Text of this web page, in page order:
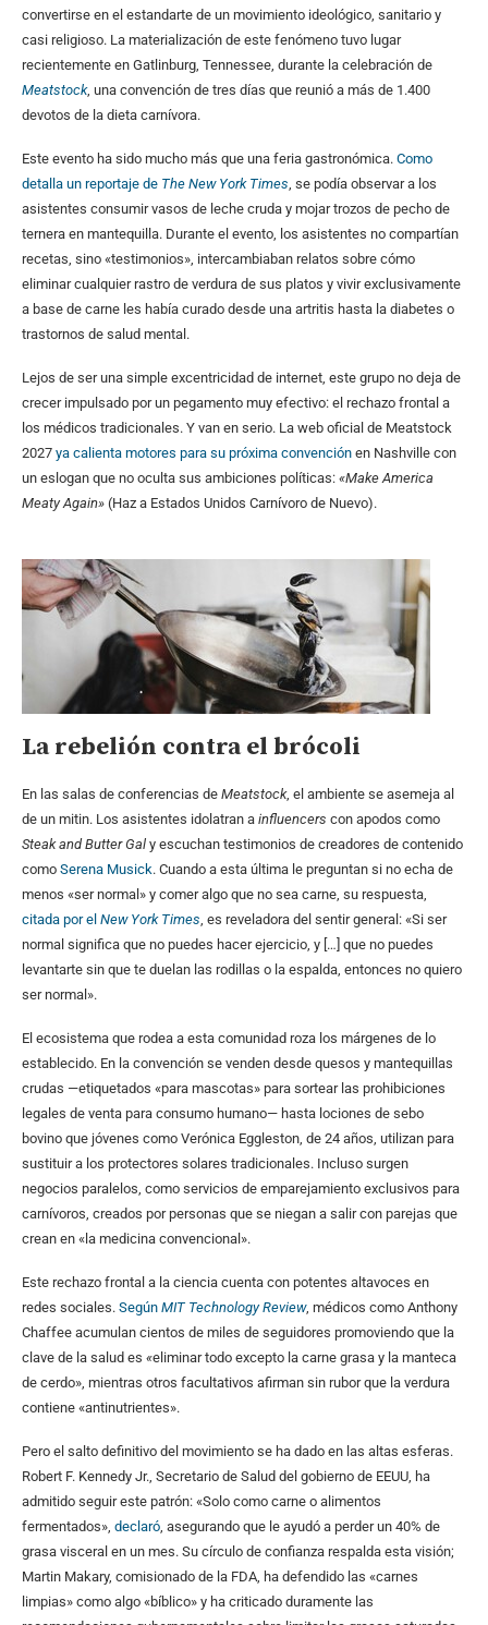
convertirse en el estandarte de un movimiento ideológico, sanitario y
casi religioso. La materialización de este fenómeno tuvo lugar
recientemente en Gatlinburg, Tennessee, durante la celebración de
Meatstock, una convención de tres días que reunió a más de 1.400
devotos de la dieta carnívora.
Este evento ha sido mucho más que una feria gastronómica. Como
detalla un reportaje de The New York Times , se podía observar a los
asistentes consumir vasos de leche cruda y mojar trozos de pecho de
ternera en mantequilla. Durante el evento, los asistentes no compartían
recetas, sino «testimonios», intercambiaban relatos sobre cómo
eliminar cualquier rastro de verdura de sus platos y vivir exclusivamente
a base de carne les había curado desde una artritis hasta la diabetes o
trastornos de salud mental.
Lejos de ser una simple excentricidad de internet, este grupo no deja de
crecer impulsado por un pegamento muy efectivo: el rechazo frontal a
los médicos tradicionales. Y van en serio. La web oficial de Meatstock
2027 ya calienta motores para su próxima convención en Nashville con
un eslogan que no oculta sus ambiciones políticas: «Make America
Meaty Again» (Haz a Estados Unidos Carnívoro de Nuevo).
La rebelión contra el brócoli
En las salas de conferencias de Meatstock, el ambiente se asemeja al
de un mitin. Los asistentes idolatran a influencers con apodos como
Steak and Butter Gal y escuchan testimonios de creadores de contenido
como Serena Musick. Cuando a esta última le preguntan si no echa de
menos «ser normal» y comer algo que no sea carne, su respuesta,
citada por el New York Times , es reveladora del sentir general: «Si ser
normal significa que no puedes hacer ejercicio, y […] que no puedes
levantarte sin que te duelan las rodillas o la espalda, entonces no quiero
ser normal».
El ecosistema que rodea a esta comunidad roza los márgenes de lo
establecido. En la convención se venden desde quesos y mantequillas
crudas —etiquetados «para mascotas» para sortear las prohibiciones
legales de venta para consumo humano— hasta lociones de sebo
bovino que jóvenes como Verónica Eggleston, de 24 años, utilizan para
sustituir a los protectores solares tradicionales. Incluso surgen
negocios paralelos, como servicios de emparejamiento exclusivos para
carnívoros, creados por personas que se niegan a salir con parejas que
crean en «la medicina convencional».
Este rechazo frontal a la ciencia cuenta con potentes altavoces en
redes sociales. Según MIT Technology Review, médicos como Anthony
Chaffee acumulan cientos de miles de seguidores promoviendo que la
clave de la salud es «eliminar todo excepto la carne grasa y la manteca
de cerdo», mientras otros facultativos afirman sin rubor que la verdura
contiene «antinutrientes».
Pero el salto definitivo del movimiento se ha dado en las altas esferas.
Robert F. Kennedy Jr., Secretario de Salud del gobierno de EEUU, ha
admitido seguir este patrón: «Solo como carne o alimentos
fermentados», declaró , asegurando que le ayudó a perder un 40% de
grasa visceral en un mes. Su círculo de confianza respalda esta visión;
Martin Makary, comisionado de la FDA, ha defendido las «carnes
limpias» como algo «bíblico» y ha criticado duramente las